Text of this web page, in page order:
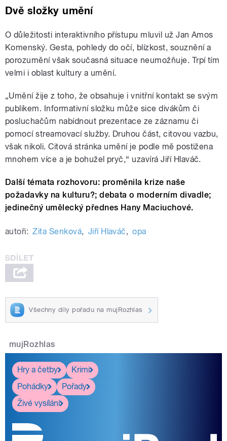
Dvě složky umění
O důležitosti interaktivního přístupu mluvil už Jan Amos
Komenský. Gesta, pohledy do očí, blízkost, souznění a
porozumění však současná situace neumožňuje. Trpí tím
velmi i oblast kultury a umění.
„Umění žije z toho, že obsahuje i vnitřní kontakt se svým
publikem. Informativní složku může sice divákům či
posluchačům nabídnout prezentace ze záznamu či
pomocí streamovací služby. Druhou část, citovou vazbu,
však nikoli. Citová stránka umění je podle mě postižena
mnohem více a je bohužel pryč,“ uzavírá Jiří Hlaváč.
Další témata rozhovoru: proměnila krize naše
požadavky na kulturu?; debata o moderním divadle;
jedinečný umělecký přednes Hany Maciuchové.
autoři: Zita Senková, Jiří Hlaváč, opa
Všechny díly pořadu na mujRozhlas
mujRozhlas
Hry a četby
Krimi
Pohádky
Pořady
Živé vysílání